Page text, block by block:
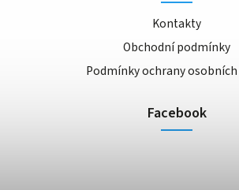
Kontakty
Obchodní podmínky
Podmínky ochrany osobních
Facebook